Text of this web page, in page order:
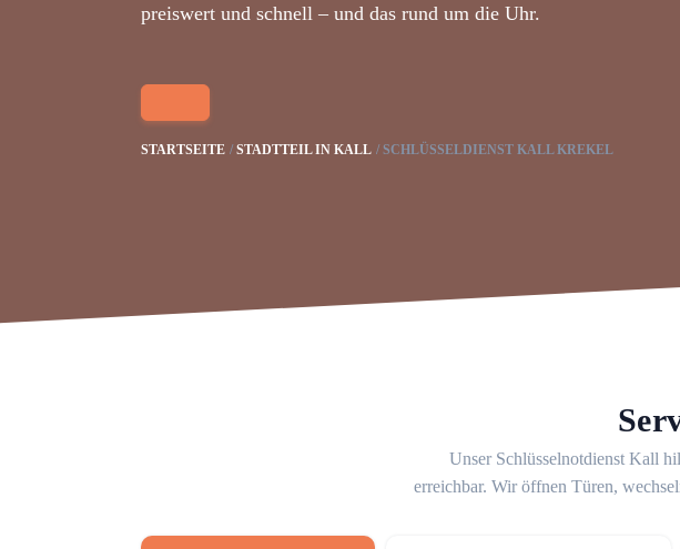
preiswert und schnell – und das rund um die Uhr.
STARTSEITE STADTTEIL IN KALL SCHLÜSSELDIENST KALL KREKEL
Unser Schlüsselnotdienst Kall
erreichbar. Wir öffnen Türen,